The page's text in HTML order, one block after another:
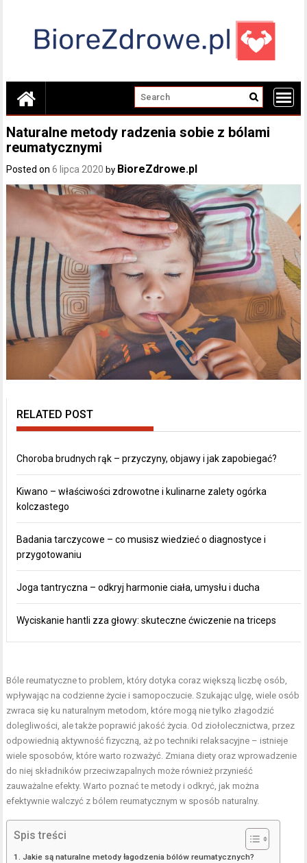
Naturalne metody radzenia sobie z bólami
reumatycznymi
Posted on6 lipca 2020 by BioreZdrowe.pl
RELATED POST
Choroba brudnych rąk – przyczyny, objawy i jak zapobiegać?
Kiwano – właściwości zdrowotne i kulinarne zalety ogórka
kolczastego
Badania tarczycowe – co musisz wiedzieć o diagnostyce i
przygotowaniu
Joga tantryczna – odkryj harmonie ciała, umysłu i ducha
Wyciskanie hantli zza głowy: skuteczne ćwiczenie na triceps
Bóle reumatyczne to problem, który dotyka coraz większą liczbę osób,
wpływając na codzienne życie i samopoczucie. Szukając ulgę, wiele osób
zwraca się ku naturalnym metodom, które mogą nie tylko złagodzić
dolegliwości, ale także poprawić jakość życia. Od ziołolecznictwa, przez
odpowiednią aktywność fizyczną, aż po techniki relaksacyjne – istnieje
wiele sposobów, które warto rozważyć. Zmiana diety oraz wprowadzenie
do niej składników przeciwzapalnych może również przynieść
zauważalne efekty. Warto poznać te metody i odkryć, jak można
efektywnie walczyć z bólem reumatycznym w sposób naturalny.
Spis treści
Jakie są naturalne metody łagodzenia bólów reumatycznych?